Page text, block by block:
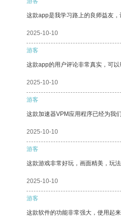
这款app是我学习路上的良师益友
2025-10-10
游客
这款app的用户评论非常真实，可以
2025-10-10
游客
这款加速器VPM应用程序已经为我
2025-10-10
游客
这款游戏非常好玩，画面精美，玩法
2025-10-10
游客
这款软件的功能非常强大，使用起来